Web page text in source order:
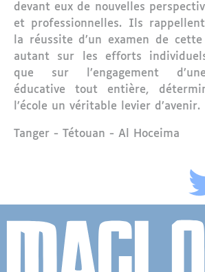
devant eux de nouvelles
et professionnelles. Ils
la réussite d’un examen de
autant sur les efforts
que sur l’engagement
éducative tout entière,
l’école un véritable levier d’avenir.
Région
Tanger - Tétouan - Al Hoceima